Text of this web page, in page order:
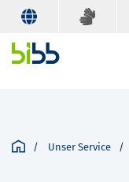
Unser Service